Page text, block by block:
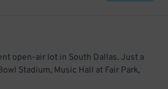
open-air lot in South Dallas. Just a
Stadium, Music Hall at Fair Park,